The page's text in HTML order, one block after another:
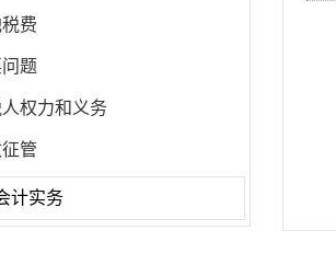
费
题
权力和义务
管
计实务